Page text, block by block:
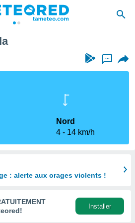
...
Nord
4
14 km/h
: alerte aux orages violents !
Installer